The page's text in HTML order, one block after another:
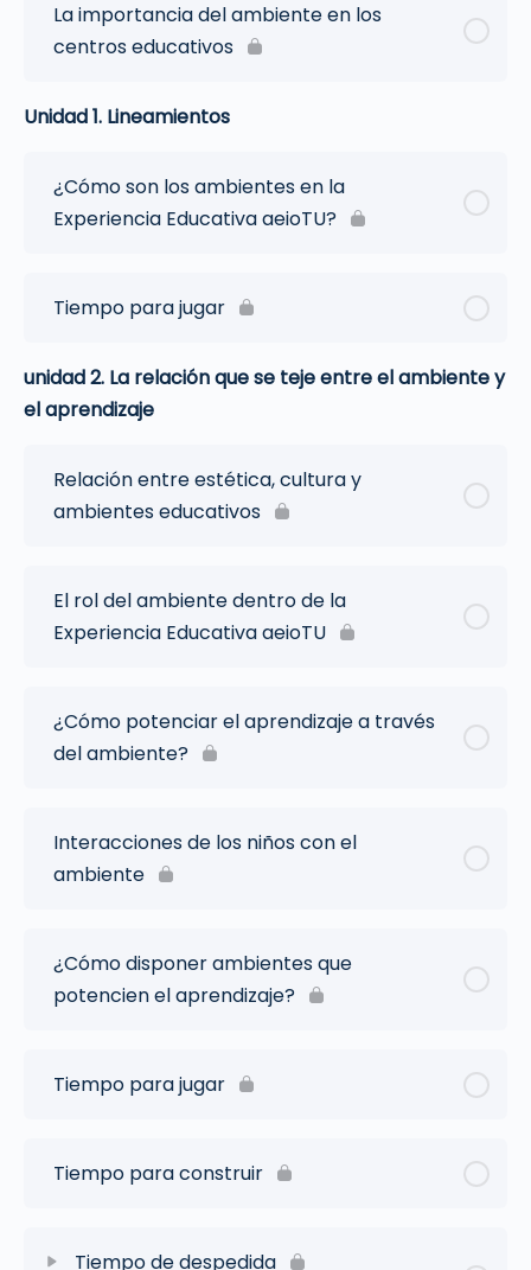
La importancia del ambiente en los
centros educativos
Unidad 1. Lineamientos
¿Cómo son los ambientes en la
Experiencia Educativa aeioTU?
Tiempo para jugar
unidad 2. La relación que se teje entre el ambiente y
el aprendizaje
Relación entre estética, cultura y
ambientes educativos
El rol del ambiente dentro de la
Experiencia Educativa aeioTU
¿Cómo potenciar el aprendizaje a través
del ambiente?
Interacciones de los niños con el
ambiente
¿Cómo disponer ambientes que
potencien el aprendizaje?
Tiempo para jugar
Tiempo para construir
Tiempo de despedida